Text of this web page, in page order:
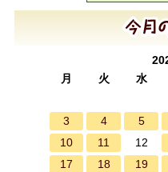
月
火 水
3
4 5
10
11 12
17
18 19